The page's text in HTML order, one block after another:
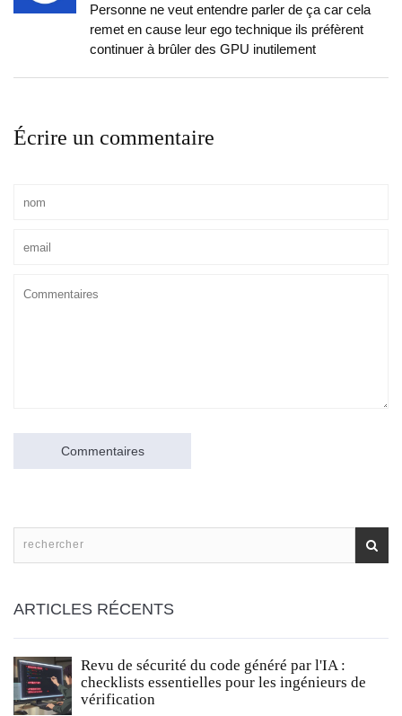
Personne ne veut entendre parler de ça car cela
remet en cause leur ego technique ils préfèrent
continuer à brûler des GPU inutilement
Écrire un commentaire
Commentaires
ARTICLES RÉCENTS
Revu de sécurité du code généré par l'IA :
checklists essentielles pour les ingénieurs de
vérification